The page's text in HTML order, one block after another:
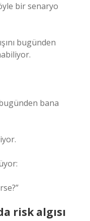
bir senaryo
bugünden
bana
risk algısı